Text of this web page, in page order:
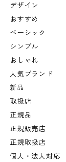
デザイン
おすすめ
ベーシック
シンプル
おしゃれ
人気ブランド
新品
取扱店
正規品
正規販売店
正規取扱店
個人・法人対応